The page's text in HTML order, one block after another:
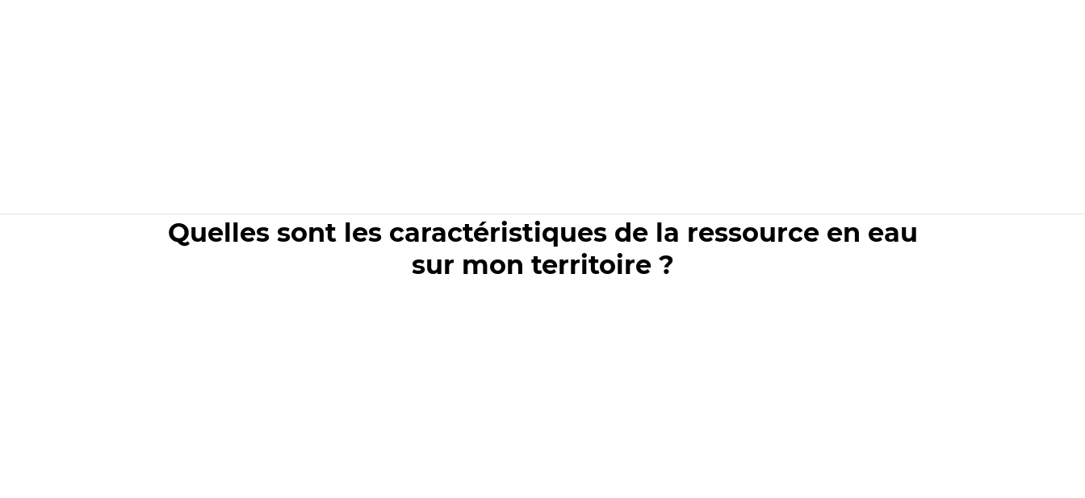
Quelles sont les caractéristiques de la ressource en eau
sur mon territoire ?